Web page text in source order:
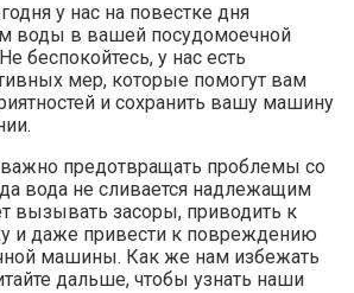
у нас на повестке дня
воды в вашей посудомоечной
беспокойтесь, у нас есть
мер, которые помогут вам
и сохранить вашу машину
предотвращать проблемы со
вода не сливается надлежащим
вызывать засоры, приводить к
и даже привести к повреждению
машины. Как же нам избежать
дальше, чтобы узнать наши